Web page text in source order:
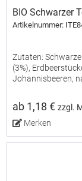
BIO Schwarzer
Artikelnummer:
Zutaten:
(3%),
Johannisbeeren,
ab 1,18 €zzgl.
Merken